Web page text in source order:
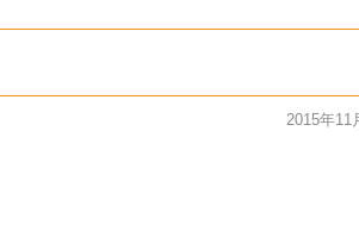
2015年11